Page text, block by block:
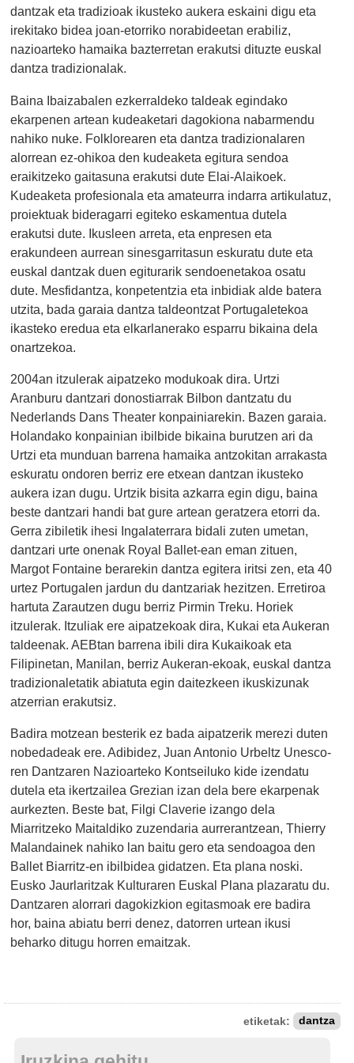
dantzak eta tradizioak ikusteko aukera eskaini digu eta
irekitako bidea joan-etorriko norabideetan erabiliz,
nazioarteko hamaika bazterretan erakutsi dituzte euskal
dantza tradizionalak.
Baina Ibaizabalen ezkerraldeko taldeak egindako
ekarpenen artean kudeaketari dagokiona nabarmendu
nahiko nuke. Folklorearen eta dantza tradizionalaren
alorrean ez-ohikoa den kudeaketa egitura sendoa
eraikitzeko gaitasuna erakutsi dute Elai-Alaikoek.
Kudeaketa profesionala eta amateurra indarra artikulatuz,
proiektuak bideragarri egiteko eskamentua dutela
erakutsi dute. Ikusleen arreta, eta enpresen eta
erakundeen aurrean sinesgarritasun eskuratu dute eta
euskal dantzak duen egiturarik sendoenetakoa osatu
dute. Mesfidantza, konpetentzia eta inbidiak alde batera
utzita, bada garaia dantza taldeontzat Portugaletekoa
ikasteko eredua eta elkarlanerako esparru bikaina dela
onartzekoa.
2004an itzulerak aipatzeko modukoak dira. Urtzi
Aranburu dantzari donostiarrak Bilbon dantzatu du
Nederlands Dans Theater konpainiarekin. Bazen garaia.
Holandako konpainian ibilbide bikaina burutzen ari da
Urtzi eta munduan barrena hamaika antzokitan arrakasta
eskuratu ondoren berriz ere etxean dantzan ikusteko
aukera izan dugu. Urtzik bisita azkarra egin digu, baina
beste dantzari handi bat gure artean geratzera etorri da.
Gerra zibiletik ihesi Ingalaterrara bidali zuten umetan,
dantzari urte onenak Royal Ballet-ean eman zituen,
Margot Fontaine berarekin dantza egitera iritsi zen, eta 40
urtez Portugalen jardun du dantzariak hezitzen. Erretiroa
hartuta Zarautzen dugu berriz Pirmin Treku. Horiek
itzulerak. Itzuliak ere aipatzekoak dira, Kukai eta Aukeran
taldeenak. AEBtan barrena ibili dira Kukaikoak eta
Filipinetan, Manilan, berriz Aukeran-ekoak, euskal dantza
tradizionaletatik abiatuta egin daitezkeen ikuskizunak
atzerrian erakutsiz.
Badira motzean besterik ez bada aipatzerik merezi duten
nobedadeak ere. Adibidez, Juan Antonio Urbeltz Unesco-
ren Dantzaren Nazioarteko Kontseiluko kide izendatu
dutela eta ikertzailea Grezian izan dela bere ekarpenak
aurkezten. Beste bat, Filgi Claverie izango dela
Miarritzeko Maitaldiko zuzendaria aurrerantzean, Thierry
Malandainek nahiko lan baitu gero eta sendoagoa den
Ballet Biarritz-en ibilbidea gidatzen. Eta plana noski.
Eusko Jaurlaritzak Kulturaren Euskal Plana plazaratu du.
Dantzaren alorrari dagokizkion egitasmoak ere badira
hor, baina abiatu berri denez, datorren urtean ikusi
beharko ditugu horren emaitzak.
etiketak: dantza